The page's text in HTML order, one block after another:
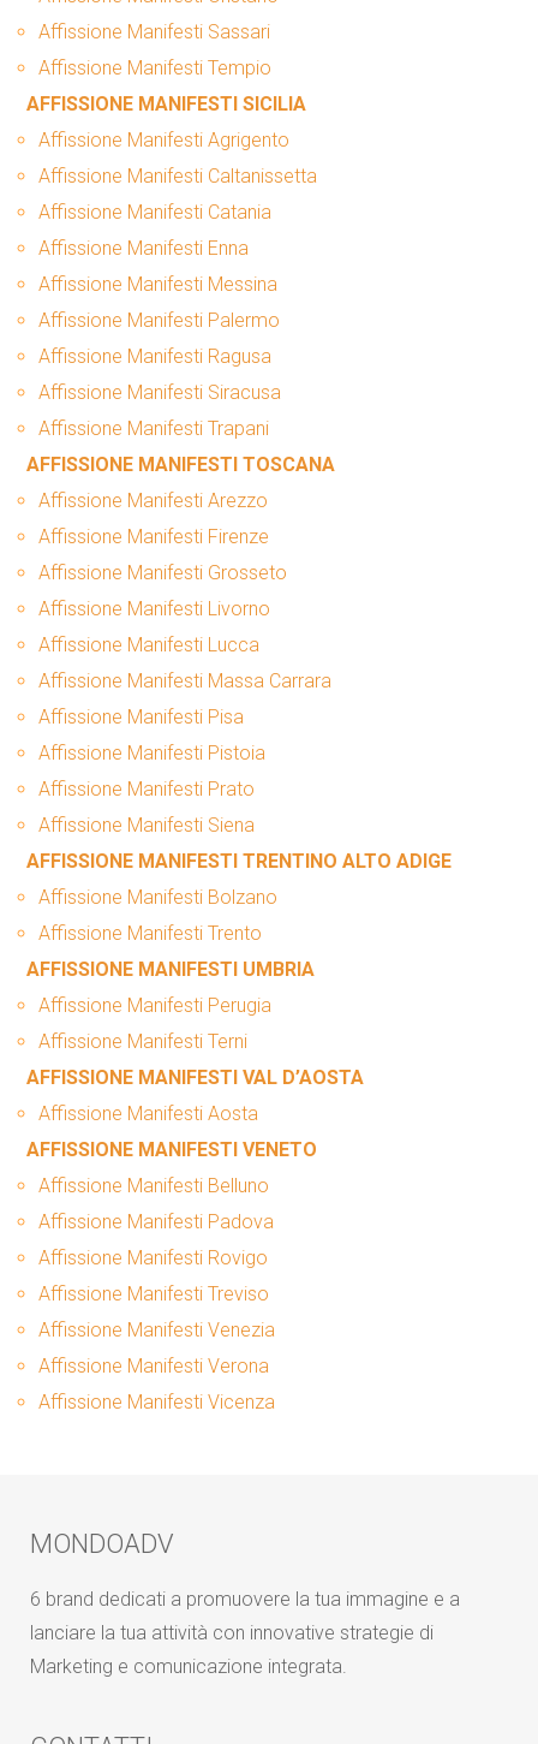
Affissione Manifesti Sassari
Affissione Manifesti Tempio
AFFISSIONE MANIFESTI SICILIA
Affissione Manifesti Agrigento
Affissione Manifesti Caltanissetta
Affissione Manifesti Catania
Affissione Manifesti Enna
Affissione Manifesti Messina
Affissione Manifesti Palermo
Affissione Manifesti Ragusa
Affissione Manifesti Siracusa
Affissione Manifesti Trapani
AFFISSIONE MANIFESTI TOSCANA
Affissione Manifesti Arezzo
Affissione Manifesti Firenze
Affissione Manifesti Grosseto
Affissione Manifesti Livorno
Affissione Manifesti Lucca
Affissione Manifesti Massa Carrara
Affissione Manifesti Pisa
Affissione Manifesti Pistoia
Affissione Manifesti Prato
Affissione Manifesti Siena
AFFISSIONE MANIFESTI TRENTINO ALTO ADIGE
Affissione Manifesti Bolzano
Affissione Manifesti Trento
AFFISSIONE MANIFESTI UMBRIA
Affissione Manifesti Perugia
Affissione Manifesti Terni
AFFISSIONE MANIFESTI VAL D’AOSTA
Affissione Manifesti Aosta
AFFISSIONE MANIFESTI VENETO
Affissione Manifesti Belluno
Affissione Manifesti Padova
Affissione Manifesti Rovigo
Affissione Manifesti Treviso
Affissione Manifesti Venezia
Affissione Manifesti Verona
Affissione Manifesti Vicenza
MONDOADV
6 brand dedicati a promuovere la tua immagine e a
lanciare la tua attività con innovative strategie di
Marketing e comunicazione integrata.